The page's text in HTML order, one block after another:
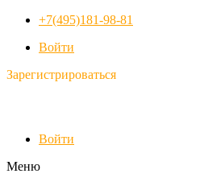
+7(495)181-98-81
Войти
Зарегистрироваться
Войти
Меню